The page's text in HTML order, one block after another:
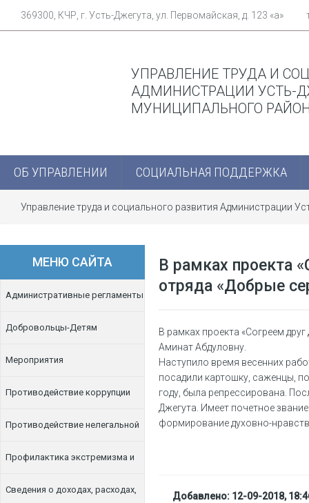
369300, КЧР, г. Усть-Джегута, ул. Первомайская, д. 123 «а»
УПРАВЛЕНИЕ ТРУДА И
АДМИНИСТРАЦИИ УСТЬ-
МУНИЦИПАЛЬНОГО
ОБ УПРАВЛЕНИИ СОЦИАЛЬНАЯ ПОДДЕРЖКА
Управление труда и социального развития Администрации
МЕНЮ САЙТА
Административные регламенты
Добровольцы-Детям
Мероприятия
Противодействие коррупции
Противодействие нелегальной
занятости
Профилактика экстремизма и
терроризма
Сведения о доходах, расходах,
В рамках проекта
отряда «Добрые
В рамках проекта «Согреем
Аминат Абдуловну.
Наступило время весенних
посадили картошку, саженцы,
году, была репрессирована.
Джегута. Имеет почетное
формирование духовно-
Добавлено: 12-09-2018,